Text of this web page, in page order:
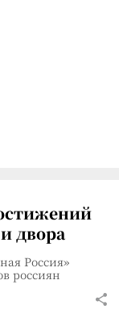
двора
Россия»
россиян